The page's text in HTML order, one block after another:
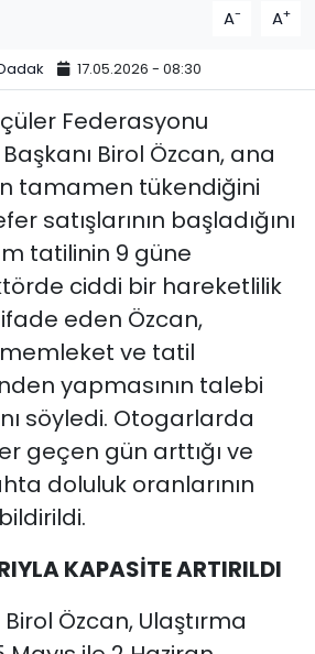
A- A+
17.05.2026 - 08:30
Federasyonu
Birol Özcan, ana
tamamen tükendiğini
satışlarının başladığını
tatilinin 9 güne
ciddi bir hareketlilik
eden Özcan,
ve tatil
yapmasının talebi
söyledi. Otogarlarda
geçen gün arttığı ve
doluluk oranlarının
bildirildi.
KAPASİTE ARTIRILDI
Birol Özcan, Ulaştırma